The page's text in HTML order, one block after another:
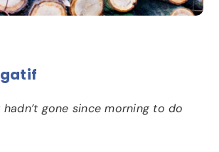
gone since morning to do